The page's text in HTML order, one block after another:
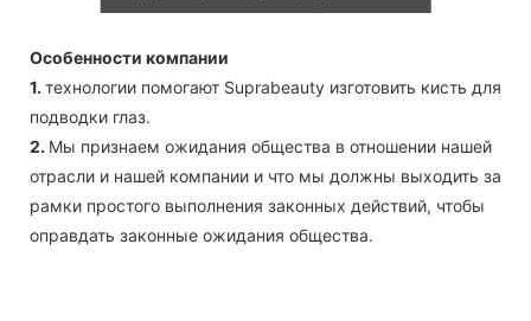
экспресс-доставкой (DHL, UPS,
TNT, FedEx)
Особенности компании
1. технологии помогают Suprabeauty изготовить кисть для
подводки глаз.
2. Мы признаем ожидания общества в отношении нашей
отрасли и нашей компании и что мы должны выходить за
рамки простого выполнения законных действий, чтобы
оправдать законные ожидания общества.